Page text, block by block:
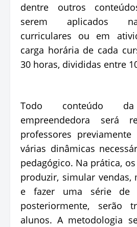
dentre outros
serem aplicados
curriculares ou em
carga horária de cada
30 horas, divididas entre
Todo conteúdo da
empreendedora será
professores
várias dinâmicas
pedagógico. Na prática,
produzir, simular vendas,
e fazer uma série de
posteriormente, serão
alunos. A metodologia